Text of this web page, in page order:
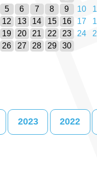
5
6 7 8 9 10
12
13 14 15 16 17
19
20 21 22 23 24
26
27 28 29 30
2023 2022